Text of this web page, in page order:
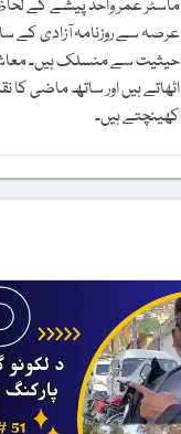
ماسٹر عمر واحد پیشے کے
عرصہ سے روزنامہ آزادی کے
حیثیت سے منسلک ہیں۔
اٹھاتے ہیں اور ساتھ ماضی کا
کھینچتے ہیں۔